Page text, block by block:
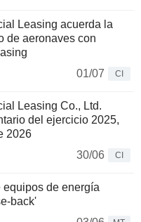
Leasing acuerda la
de aeronaves con
01/07
CI
Leasing Co., Ltd.
del ejercicio 2025,
2026
30/06
CI
de energía
back'